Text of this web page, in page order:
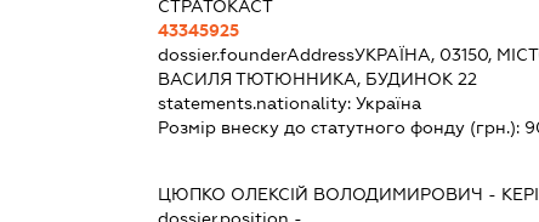
СТРАТОКАСТ
43345925
dossier.founderAddressУКРАЇНА, 03150,
ВАСИЛЯ ТЮТЮННИКА, БУДИНОК 22
statements.nationality: Україна
Розмір внеску до статутного фонду (грн.):
ЦЮПКО ОЛЕКСІЙ ВОЛОДИМИРОВИЧ -